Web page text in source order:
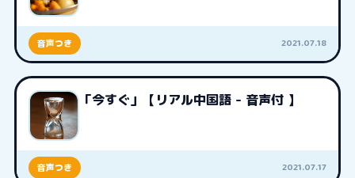
音声つき 2021.07.18
「今すぐ」【リアル中国語 - 音声付 】
音声つき 2021.07.17